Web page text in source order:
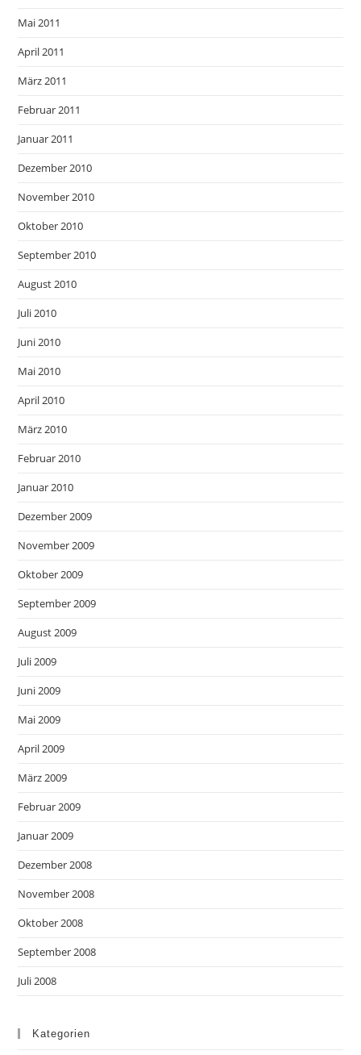
Mai 2011
April 2011
März 2011
Februar 2011
Januar 2011
Dezember 2010
November 2010
Oktober 2010
September 2010
August 2010
Juli 2010
Juni 2010
Mai 2010
April 2010
März 2010
Februar 2010
Januar 2010
Dezember 2009
November 2009
Oktober 2009
September 2009
August 2009
Juli 2009
Juni 2009
Mai 2009
April 2009
März 2009
Februar 2009
Januar 2009
Dezember 2008
November 2008
Oktober 2008
September 2008
Juli 2008
Kategorien